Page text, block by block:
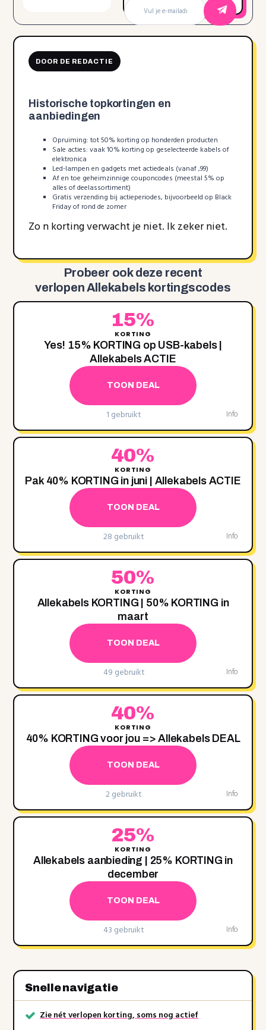
DOOR DE REDACTIE
Historische topkortingen en
aanbiedingen
Opruiming: tot 50% korting op honderden producten
Sale acties: vaak 10% korting op geselecteerde kabels of
elektronica
Led-lampen en gadgets met actiedeals (vanaf ,99)
Af en toe geheimzinnige couponcodes (meestal 5% op
alles of deelassortiment)
Gratis verzending bij actieperiodes, bijvoorbeeld op Black
Friday of rond de zomer
Zo n korting verwacht je niet. Ik zeker niet.
Probeer ook deze recent
verlopen Allekabels kortingscodes
15%
KORTING
Yes! 15% KORTING op USB-kabels |
Allekabels ACTIE
TOON DEAL
1 gebruikt Info
40%
KORTING
Pak 40% KORTING in juni | Allekabels ACTIE
TOON DEAL
28 gebruikt Info
50%
KORTING
Allekabels KORTING | 50% KORTING in
maart
TOON DEAL
49 gebruikt Info
40%
KORTING
40% KORTING voor jou => Allekabels DEAL
TOON DEAL
2 gebruikt Info
25%
KORTING
Allekabels aanbieding | 25% KORTING in
december
TOON DEAL
43 gebruikt Info
Snelle navigatie
Zie nét verlopen korting, soms nog actief